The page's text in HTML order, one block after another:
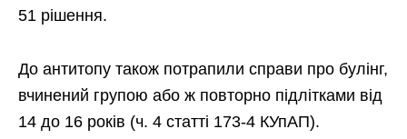
51 рішення.
До антитопу також потрапили справи про булінг,
вчинений групою або ж повторно підлітками від
14 до 16 років (ч. 4 статті 173-4 КУпАП).